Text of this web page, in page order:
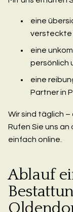
eine
versteckte
eine
persönlich
eine
Partner in
Wir sind täglich
Rufen Sie uns
einfach online.
Ablauf